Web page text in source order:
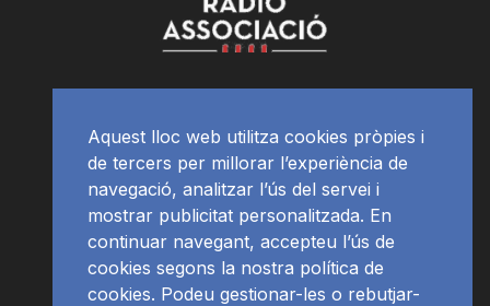
Aquest lloc web utilitza cookies pròpies i
de tercers per millorar l’experiència de
navegació, analitzar l’ús del servei i
mostrar publicitat personalitzada. En
continuar navegant, accepteu l’ús de
cookies segons la nostra política de
cookies. Podeu gestionar-les o rebutjar-